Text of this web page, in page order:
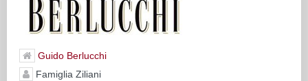
Guido Berlucchi
Famiglia Ziliani